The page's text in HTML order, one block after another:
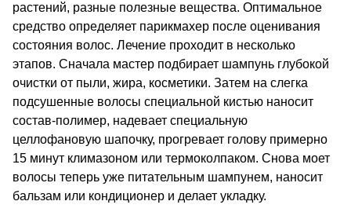
растений, разные полезные вещества. Оптимальное
средство определяет парикмахер после оценивания
состояния волос. Лечение проходит в несколько
этапов. Сначала мастер подбирает шампунь глубокой
очистки от пыли, жира, косметики. Затем на слегка
подсушенные волосы специальной кистью наносит
состав-полимер, надевает специальную
целлофановую шапочку, прогревает голову примерно
15 минут климазоном или термоколпаком. Снова моет
волосы теперь уже питательным шампунем, наносит
бальзам или кондиционер и делает укладку.